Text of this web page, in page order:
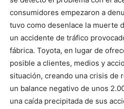
consumidores empezaron a
tuvo como desenlace la muerte
un accidente de tráfico
fábrica. Toyota, en lugar de
posible a clientes, medios y
situación, creando una crisis de
un balance negativo de unos
una caída precipitada de sus